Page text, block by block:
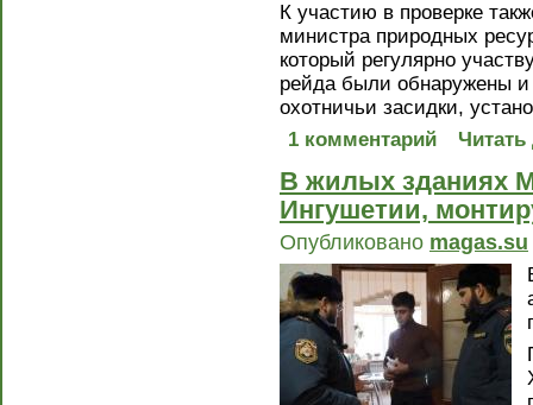
К участию в проверке
министра природных
который регулярно
рейда были обнаружены и
охотничьи засидки,
1 комментарий
Читать
В жилых зданиях
Ингушетии,
Опубликовано magas.su